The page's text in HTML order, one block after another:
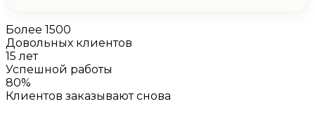
Более 1500
Довольных клиентов
15 лет
Успешной работы
80%
Клиентов заказывают снова